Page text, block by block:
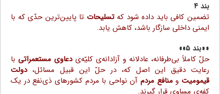
بند ۴
تضمین کافی باید داده شود کهتسلیحات تا پایین‌ترین حدّی که با
ایمنی داخلی سازگار باشد، کاهش یابد.
««بند ۵»»
حلّ کاملاً بی‌طرفانه، عادلانه و آزادانه‌‌ی کلیّه‌‌یدعاوی مستعمراتیبا
رعایت دقیق این اصل که، در حلّ این قبیل مسائل،دولت
قیمومیت ومنافع مردم آن نواحی با مردم کشورهای ذی‌نفع در یک